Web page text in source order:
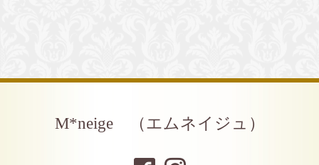
M*neige （エムネイジュ）